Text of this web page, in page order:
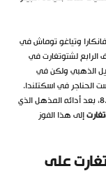
وتياغو توماش في
الرابع لشتوتغارت في
(90+3) كان هو البديل الذهبي ولكن في
الحناجر في اسكتلندا.
وقد توج النجم بلال الخنوس بجائزة رجل المباراة بتقييم 8.4، بعد أدائه المذهل الذي
إلى هذا الفوز
على